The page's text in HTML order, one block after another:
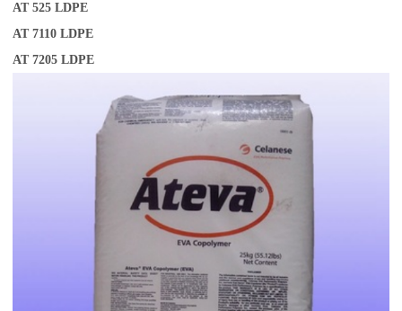
AT 525 LDPE
AT 7110 LDPE
AT 7205 LDPE